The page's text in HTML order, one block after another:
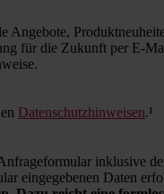
für die Zukunft per E-
Datenschutzhinweisen.¹
inklusive
eingegebenen Daten